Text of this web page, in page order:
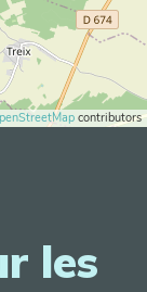
contributors
les